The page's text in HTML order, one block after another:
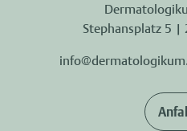
Stephansplatz 5 |